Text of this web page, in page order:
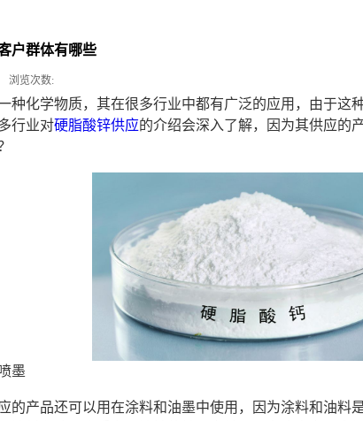
户群体有哪些
浏览次数:
种化学物质，其在很多行业中都有广泛的应用，由于这
行业对硬脂酸锌供应的介绍会深入了解，因为其供应的
墨
的产品还可以用在涂料和油墨中使用，因为涂料和油料